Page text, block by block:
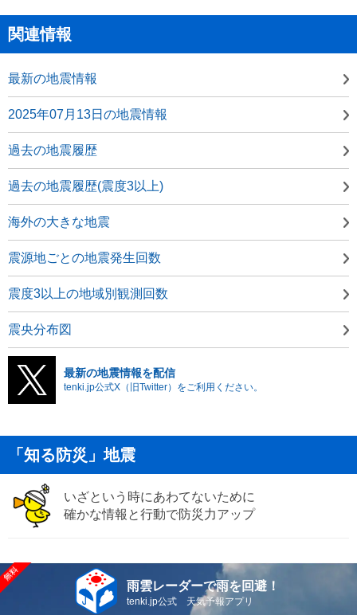
関連情報
最新の地震情報
2025年07月13日の地震情報
過去の地震履歴
過去の地震履歴(震度3以上)
海外の大きな地震
震源地ごとの地震発生回数
震度3以上の地域別観測回数
震央分布図
最新の地震情報を配信
tenki.jp公式X（旧Twitter）をご利用ください。
「知る防災」地震
いざという時にあわてないために
確かな情報と行動で防災力アップ
雨雲レーダーで雨を回避！
tenki.jp公式 天気予報アプリ